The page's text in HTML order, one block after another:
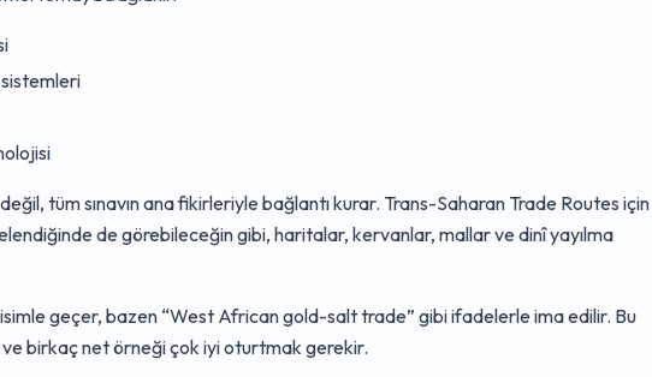
tüm sınavın ana fikirleriyle bağlantı kurar. Trans-Saharan Trade Routes için
de görebileceğin gibi, haritalar, kervanlar, mallar ve dinî yayılma
isimle geçer, bazen “West African gold-salt trade” gibi ifadelerle ima edilir. Bu
birkaç net örneği çok iyi oturtmak gerekir.